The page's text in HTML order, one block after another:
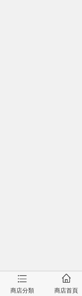
󰂦
商店分類
󰂠
商店首頁